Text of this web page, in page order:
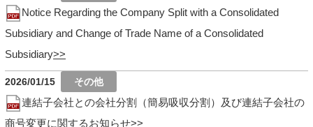
Notice Regarding the Company Split with a Consolidated
Subsidiary and Change of Trade Name of a Consolidated
Subsidiary
2026/01/15
連結子会社との会社分割（簡易吸収分割）及び連結子会社の
商号変更に関するお知らせ